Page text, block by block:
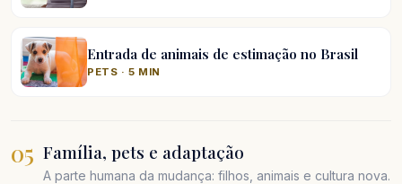
Entrada de animais de estimação no Brasil
PETS · 5 MIN
05 Família, pets e adaptação
A parte humana da mudança: filhos, animais e cultura nova.